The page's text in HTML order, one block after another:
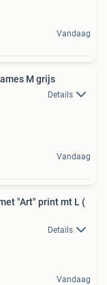
Vandaag
M grijs
Details
Vandaag
"Art" print mt L (
Details
Vandaag